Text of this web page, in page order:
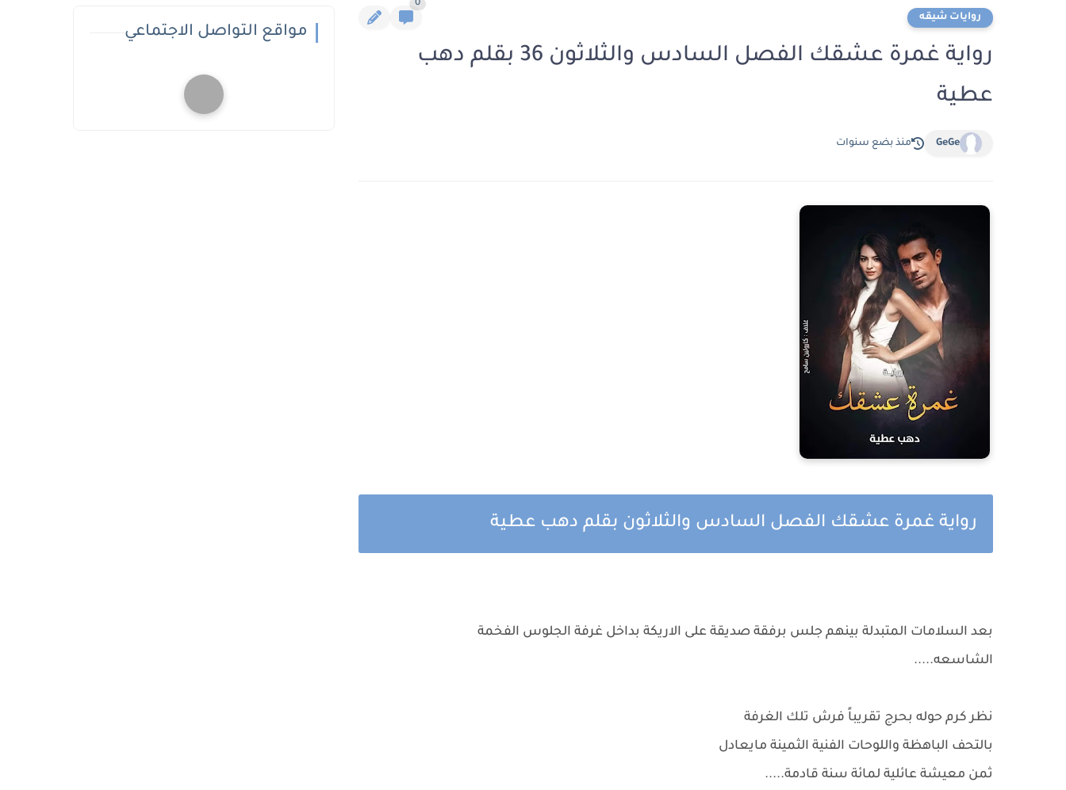
روايات شيقه
0
رواية غمرة عشقك الفصل السادس والثلاثون 36 بقلم دهب
عطية
GeGe منذ بضع سنوات
رواية غمرة عشقك الفصل السادس والثلاثون بقلم دهب عطية
بعد السلامات المتبدلة بينهم جلس برفقة صديقة على الاريكة بداخل غرفة الجلوس الفخمة
الشاسعه.....
نظر كرم حوله بحرج تقريباً فرش تلك الغرفة
بالتحف الباهظة واللوحات الفنية الثمينة مايعادل
ثمن معيشة عائلية لمائة سنة قادمة.....
مواقع التواصل الاجتماعي